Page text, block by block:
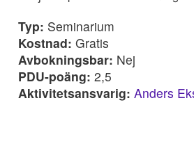
Typ: Seminarium
Kostnad: Gratis
Avbokningsbar: Nej
PDU-poäng: 2,5
Aktivitetsansvarig: Anders